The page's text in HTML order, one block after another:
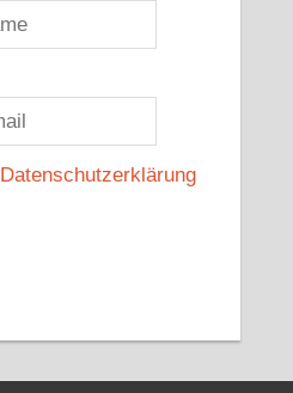
Datenschutzerklärung